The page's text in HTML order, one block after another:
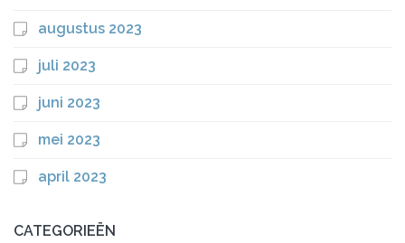
augustus 2023
juli 2023
juni 2023
mei 2023
april 2023
CATEGORIEËN